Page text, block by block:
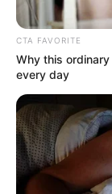
CTA FAVORITE
Why this
every day